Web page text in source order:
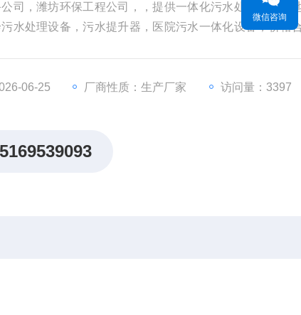
司，潍坊环保工程公司，，提供一体化污水处理设备，
水处理设备，污水提升器，医院污水一体化设备，价格
06-25 厂商性质：生产厂家 访问量：3397
微信咨询